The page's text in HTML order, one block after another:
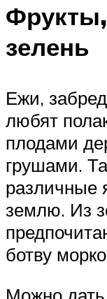
зелень
Ежи,
любят
плодами
грушами.
различные
землю. Из
ботву